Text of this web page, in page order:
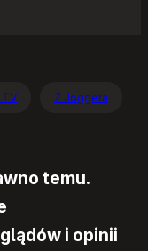
TV Z Joggera
temu.
i opinii